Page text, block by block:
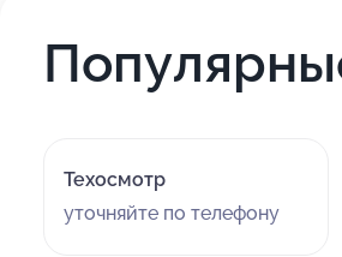
Техосмотр
уточняйте по телефону